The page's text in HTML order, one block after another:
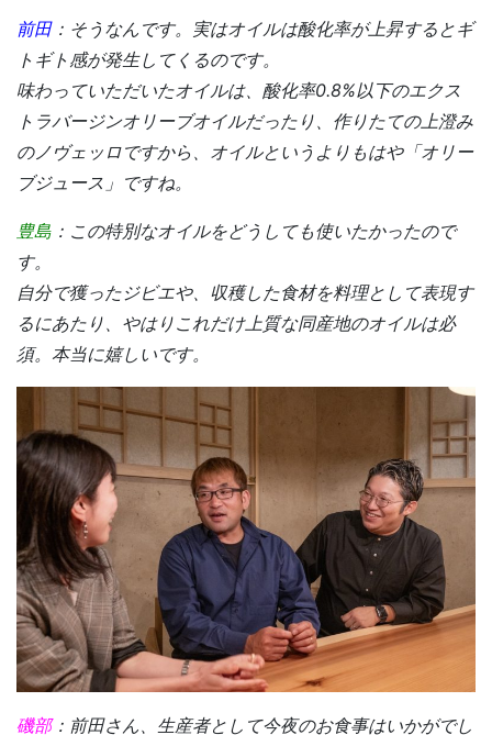
前田：そうなんです。実はオイルは酸化率が上昇するとギ
トギト感が発生してくるのです。
味わっていただいたオイルは、酸化率0.8%以下のエクス
トラバージンオリーブオイルだったり、作りたての上澄み
のノヴェッロですから、オイルというよりもはや「オリー
ブジュース」ですね。
豊島 ：この特別なオイルをどうしても使いたかったので
す。
自分で獲ったジビエや、収穫した食材を料理として表現す
るにあたり、やはりこれだけ上質な同産地のオイルは必
須。本当に嬉しいです。
磯部：前田さん、生産者として今夜のお食事はいかがでし